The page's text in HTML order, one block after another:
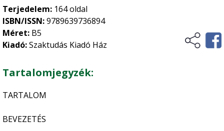
Kertészet
• Növényvédelem
• Szőlészet-borászat
Zöldségtermesztés
Történelem, kultúrtörténet
érdemleges javulásához. Fontos, hogy a vállalatok egyre
nagyobb hangsúlyt fektessenek az emberi erőforrás
hatékony felhasználására, hiszen az agrárágazat jelenlegi
helyzetében ez lehet az egyik kitörési pont a jövőben.
Terjedelem: 164 oldal
ISBN/ISSN:9789639736894
Méret: B5
Kiadó:Szaktudás Kiadó Ház
Tartalomjegyzék:
TARTALOM
BEVEZETÉS